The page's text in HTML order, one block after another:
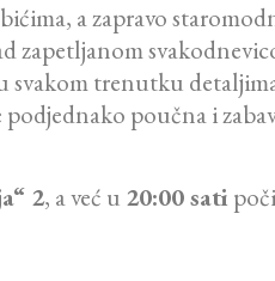
a zapravo
zapetljanom
trenutku
poučna i
2, a već u 20:00 sati